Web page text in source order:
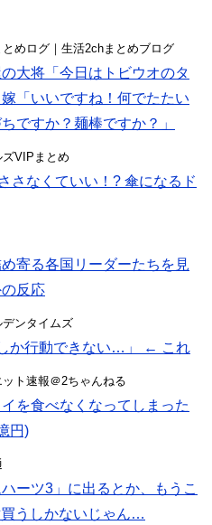
めログ｜生活2chまとめブログ
大将「今日はトビウオのタ
「いいですね！何でたたい
ですか？麺棒ですか？」
VIPまとめ
さなくていい！? 傘になるド
め寄る各国リーダーたちを見
反応
ンタイムズ
か行動できない…」 ← これ
ト速報＠2ちゃんねる
を食べなくなってしまった
円)
ーツ3」に出るとか、もうこ
うしかないじゃん…